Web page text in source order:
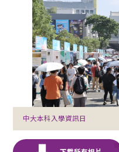
中大本科入學資訊日